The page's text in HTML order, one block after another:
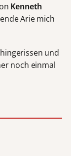
Kenneth
Arie mich
und
noch einmal